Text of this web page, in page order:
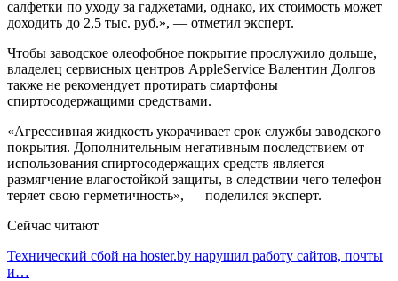
салфетки по уходу за гаджетами, однако, их стоимость может
доходить до 2,5 тыс. руб.», — отметил эксперт.
Чтобы заводское олеофобное покрытие прослужило дольше,
владелец сервисных центров AppleService Валентин Долгов
также не рекомендует протирать смартфоны
спиртосодержащими средствами.
«Агрессивная жидкость укорачивает срок службы заводского
покрытия. Дополнительным негативным последствием от
использования спиртосодержащих средств является
размягчение влагостойкой защиты, в следствии чего телефон
теряет свою герметичность», — поделился эксперт.
Сейчас читают
Технический сбой на hoster.by нарушил работу сайтов, почты
и…